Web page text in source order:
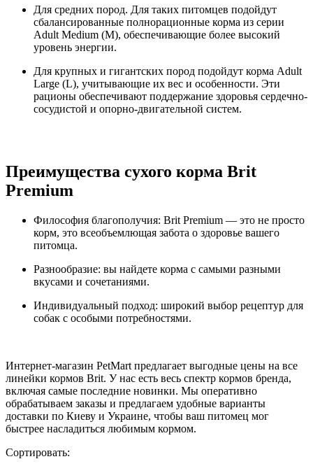
Для средних пород. Для таких питомцев подойдут
сбалансированные полнорационные корма из серии
Adult Medium (M), обеспечивающие более высокий
уровень энергии.
Для крупных и гигантских пород подойдут корма Adult
Large (L), учитывающие их вес и особенности. Эти
рационы обеспечивают поддержание здоровья сердечно-
сосудистой и опорно-двигательной систем.
Преимущества сухого корма Brit
Premium
Философия благополучия: Brit Premium — это не просто
корм, это всеобъемлющая забота о здоровье вашего
питомца.
Разнообразие: вы найдете корма с самыми разными
вкусами и сочетаниями.
Индивидуальный подход: широкий выбор рецептур для
собак с особыми потребностями.
Интернет-магазин PetMart предлагает выгодные цены на все
линейки кормов Brit. У нас есть весь спектр кормов бренда,
включая самые последние новинки. Мы оперативно
обрабатываем заказы и предлагаем удобные варианты
доставки по Киеву и Украине, чтобы ваш питомец мог
быстрее насладиться любимым кормом.
Сортировать: